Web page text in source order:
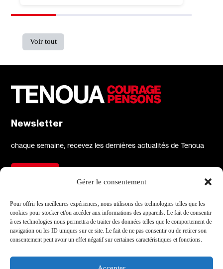
Gérer le consentement
Pour offrir les meilleures expériences, nous utilisons des technologies telles que les
cookies pour stocker et/ou accéder aux informations des appareils. Le fait de consentir
à ces technologies nous permettra de traiter des données telles que le comportement de
navigation ou les ID uniques sur ce site. Le fait de ne pas consentir ou de retirer son
consentement peut avoir un effet négatif sur certaines caractéristiques et fonctions.
Voir tout
Newsletter
chaque semaine, recevez les dernières actualités de Tenoua
À propos
Qui sommes-nous
L'équipe
Réseaux sociaux
Facebook